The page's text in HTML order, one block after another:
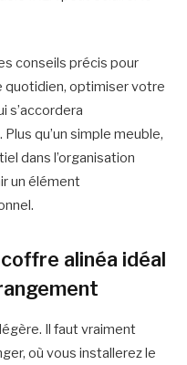
conseils précis pour
quotidien, optimiser votre
s’accordera
qu’un simple meuble,
dans l’organisation
un élément
alinéa idéal
Il faut vraiment
où vous installerez le